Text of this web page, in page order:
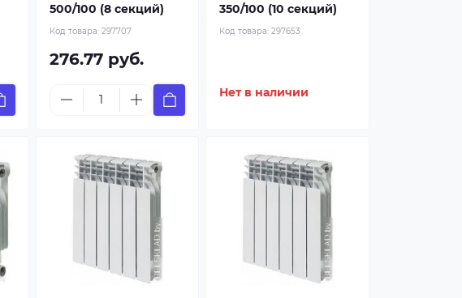
500/100 (8 секций)
Код товара: 297707
276.77 руб.
350/100 (10 секций)
Код товара:297653
Нет в наличии